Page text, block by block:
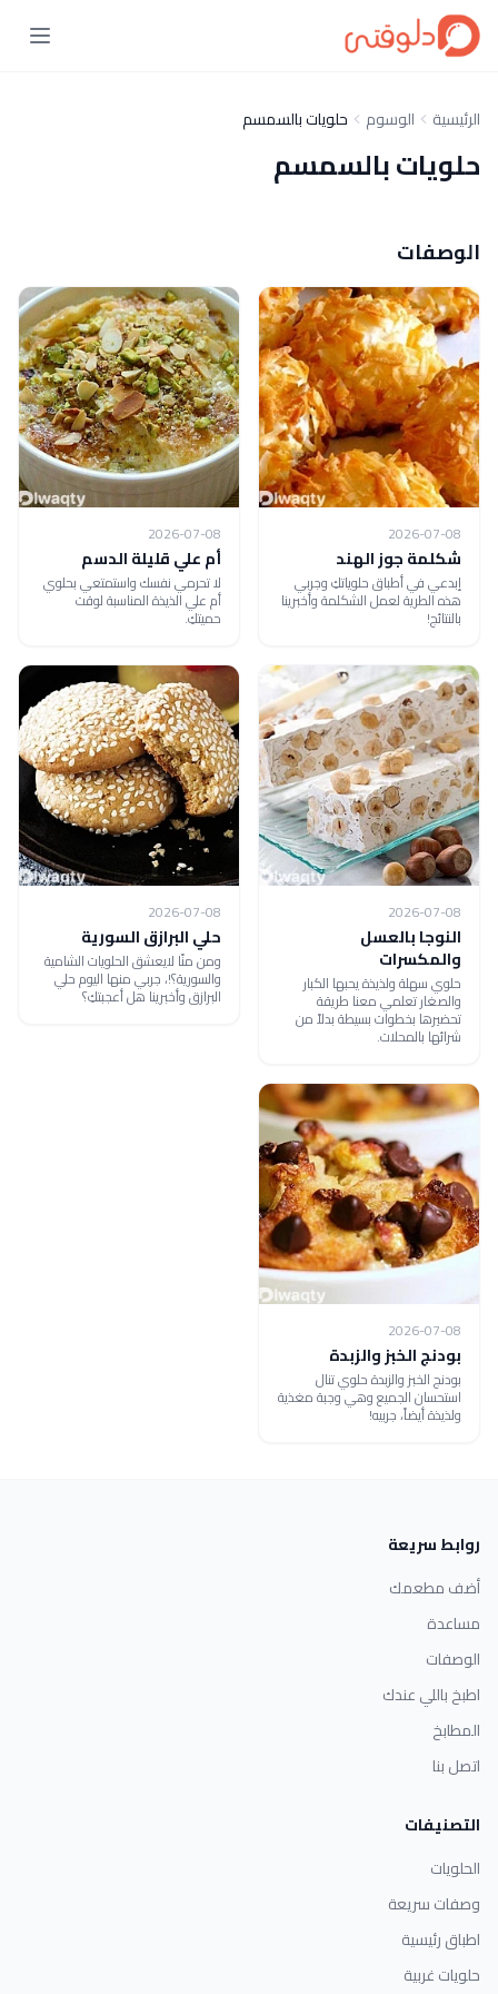
الرئيسية الوسوم حلويات بالسمسم
حلويات بالسمسم
الوصفات
2026-07-08
شكلمة جوز الهند
إبدعي في أطباق حلوياتكِ وجربي
هذه الطرية لعمل الشكلمة وأخبرينا
بالنتائج!
2026-07-08
أم علي قليلة الدسم
لا تحرمي نفسك واستمتعي بحلوي
أم علي الذيذة المناسبة لوقت
حميتكِ.
2026-07-08
النوجا بالعسل
والمكسرات
حلوي سهلة ولذيذة يحبها الكبار
والصغار تعلمي معنا طريقة
تحضيرها بخطوات بسيطة بدلاً من
شرائها بالمحلات.
2026-07-08
حلي البرازق السورية
ومن منًا لايعشق الحلويات الشامية
والسورية؟!، جربي منها اليوم حلي
البرازق وأخبرينا هل أعجبتكِ؟
2026-07-08
بودنج الخبز والزبدة
بودنج الخبز والزبدة حلوي تنال
استحسان الجميع وهي وجبة مغذية
ولذيذة أيضاً، جربيه!
روابط سريعة
أضف مطعمك
مساعدة
الوصفات
اطبخ باللي عندك
المطابخ
اتصل بنا
التصنيفات
الحلويات
وصفات سريعة
اطباق رئيسية
حلويات غربية